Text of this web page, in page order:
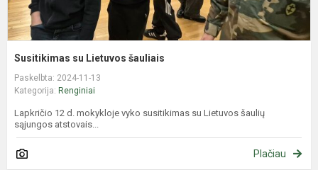
Susitikimas su Lietuvos šauliais
Paskelbta: 2024-11-13
Kategorija: Renginiai
Lapkričio 12 d. mokykloje vyko susitikimas su Lietuvos šaulių
sąjungos atstovais...
Plačiau